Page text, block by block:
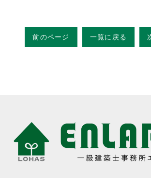
前のページ 一覧に戻る